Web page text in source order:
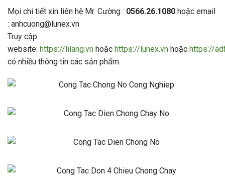
Mọi chi tiết xin liên hệ Mr. Cường : 0566.26.1080 hoặc email
: anhcuong@lunex.vn
Truy cập
website: https://lilang.vn hoặc https://lunex.vn hoặc https://
có nhiều thông tin các sản phẩm.